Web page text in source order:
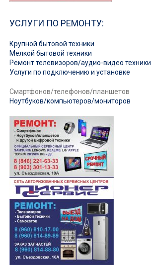
УСЛУГИ ПО РЕМОНТУ:
Крупной бытовой техники
Мелкой бытовой техники
Ремонт телевизоров/аудио-видео техники
Услуги по подключению и установке
Смартфонов/телефонов/планшетов
Ноутбуков/компьютеров/мониторов